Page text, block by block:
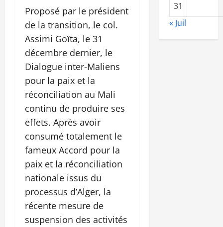
Proposé par le président
de la transition, le col.
Assimi Goïta, le 31
décembre dernier, le
Dialogue inter-Maliens
pour la paix et la
réconciliation au Mali
continu de produire ses
effets. Après avoir
consumé totalement le
fameux Accord pour la
paix et la réconciliation
nationale issus du
processus d’Alger, la
récente mesure de
suspension des activités
31
« Juil